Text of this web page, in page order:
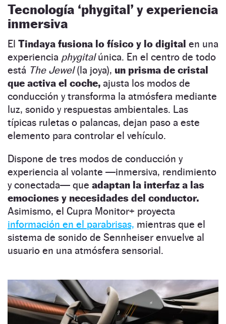
Tecnología ‘phygital’ y experiencia
inmersiva
El Tindaya fusiona lo físico y lo digital en una
experiencia phygitalúnica. En el centro de todo
está The Jewel(la joya), un prisma de cristal
que activa el coche, ajusta los modos de
conducción y transforma la atmósfera mediante
luz, sonido y respuestas ambientales. Las
típicas ruletas o palancas, dejan paso a este
elemento para controlar el vehículo.
Dispone de tres modos de conducción y
experiencia al volante —inmersiva, rendimiento
y conectada— que adaptan la interfaz a las
emociones y necesidades del conductor.
Asimismo, el Cupra Monitor+ proyecta
información en el parabrisas, mientras que el
sistema de sonido de Sennheiser envuelve al
usuario en una atmósfera sensorial.